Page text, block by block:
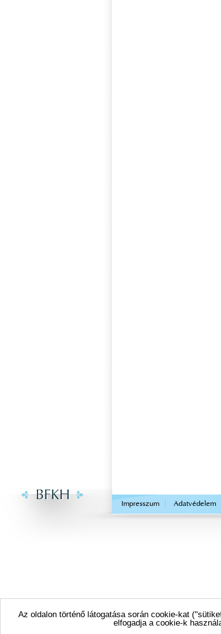
Az oldalon történő látogatása során cookie-kat
elfogadja a cookie-k
. Impresszum Adatvédelem